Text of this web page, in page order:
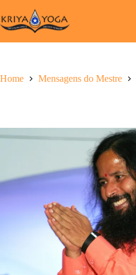
para
o
Home Mensagens do Mestre